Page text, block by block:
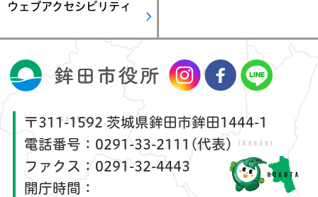
ウェブアクセシビリティ
〒311-1592 茨城県鉾田市鉾田1444-1
電話番号： 0291-33-2111(代表)
ファクス： 0291-32-4443
開庁時間：